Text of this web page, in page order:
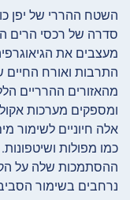
סדרה של רכסי הרים
מעצבים את
התרבות ואורח החיים
מהאזורים ההרריים
ומספקים מערכות
אלה חיוניים לשימור
כמו מפולות
ההסתמכות שלה על
נרחבים בשימור